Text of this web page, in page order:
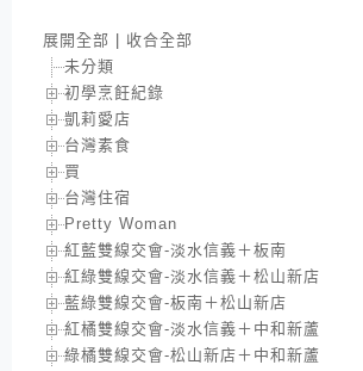
展開全部
收合全部
未分類
初學烹飪紀錄
凱莉愛店
台灣素食
買
台灣住宿
Pretty Woman
紅藍雙線交會-淡水信義＋板南
紅綠雙線交會-淡水信義＋松山新店
藍綠雙線交會-板南＋松山新店
紅橘雙線交會-淡水信義＋中和新蘆
綠橘雙線交會-松山新店＋中和新蘆